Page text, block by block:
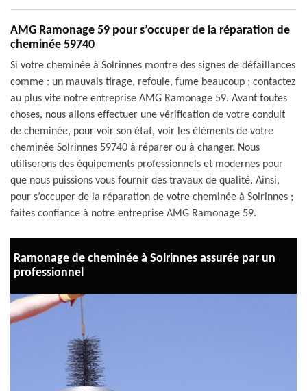
AMG Ramonage 59 pour s’occuper de la réparation de
cheminée 59740
Si votre cheminée à Solrinnes montre des signes de défaillances
comme : un mauvais tirage, refoule, fume beaucoup ; contactez
au plus vite notre entreprise AMG Ramonage 59. Avant toutes
choses, nous allons effectuer une vérification de votre conduit
de cheminée, pour voir son état, voir les éléments de votre
cheminée Solrinnes 59740 à réparer ou à changer. Nous
utiliserons des équipements professionnels et modernes pour
que nous puissions vous fournir des travaux de qualité. Ainsi,
pour s’occuper de la réparation de votre cheminée à Solrinnes ;
faites confiance à notre entreprise AMG Ramonage 59.
Ramonage de cheminée à Solrinnes assurée par un
professionnel